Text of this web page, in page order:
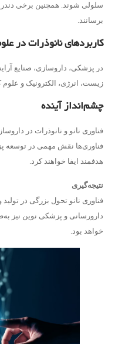
سلولی شوند. همچنین برخی
برسانند.
کاربردهای نانوذرات در
در پزشکی، داروسازی، صنایع
زیست، انرژی، الکترونیک و
چشم‌انداز آینده
فناوری نانو و نانوذرات در
فناوری‌ها نقش مهمی در
هدفمند ایفا خواهند کرد.
نتیجه‌گیری
فناوری نانو تحول بزرگی در
دارورسانی و پزشکی نوین نیز
خواهد بود.